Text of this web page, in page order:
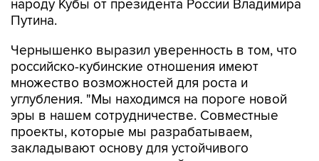
Чернышенко выразил уверенность в том, что
множество возможностей для роста и
углубления. "Мы находимся на пороге новой
эры в нашем сотрудничестве. Совместные
проекты, которые мы разрабатываем,
закладывают основу для устойчивого
экономического взаимодействия и
благосостояния обеих стран. Хотел бы